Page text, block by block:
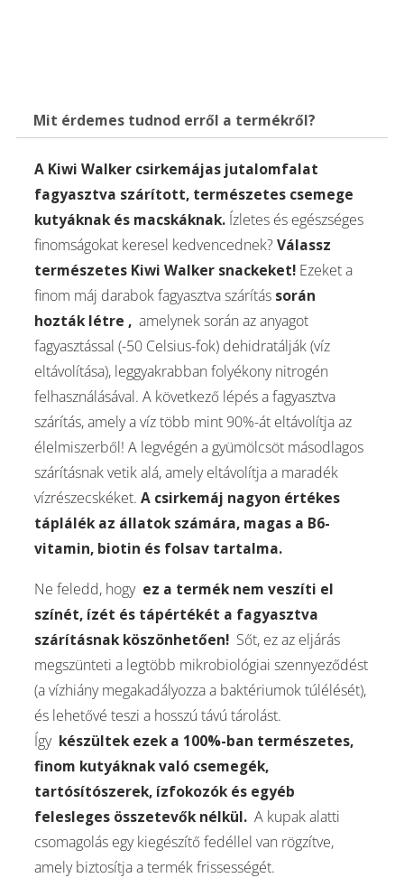
Mit érdemes tudnod erről a termékről?
A Kiwi Walker csirkemájas jutalomfalat
fagyasztva szárított, természetes csemege
kutyáknak és macskáknak. Ízletes és egészséges
finomságokat keresel kedvencednek?Válassz
természetes Kiwi Walker snackeket! Ezeket a
finom máj darabok fagyasztva szárítás során
hozták létre , amelynek során az anyagot
fagyasztással (-50 Celsius-fok) dehidratálják (víz
eltávolítása), leggyakrabban folyékony nitrogén
felhasználásával. A következő lépés a fagyasztva
szárítás, amely a víz több mint 90%-át eltávolítja az
élelmiszerből! A legvégén a gyümölcsöt másodlagos
szárításnak vetik alá, amely eltávolítja a maradék
vízrészecskéket.A csirkemáj nagyon értékes
táplálék az állatok számára, magas a B6-
vitamin, biotin és folsav tartalma.
Ne feledd, hogy ez a termék nem veszíti el
színét, ízét és tápértékét a fagyasztva
szárításnak köszönhetően! Sőt, ez az eljárás
megszünteti a legtöbb mikrobiológiai szennyeződést
(a vízhiány megakadályozza a baktériumok túlélését),
és lehetővé teszi a hosszú távú tárolást.
Így készültek ezek a 100%-ban természetes,
finom kutyáknak való csemegék,
tartósítószerek, ízfokozók és egyéb
felesleges összetevők nélkül. A kupak alatti
csomagolás egy kiegészítő fedéllel van rögzítve,
amely biztosítja a termék frissességét.